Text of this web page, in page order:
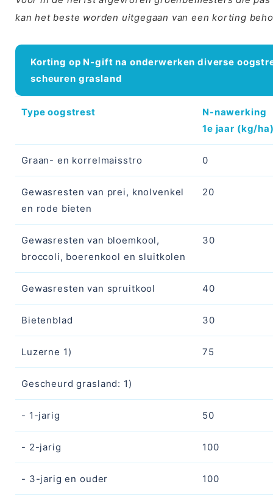
kan het beste worden uitgegaan van een korting
Korting op N-gift na onderwerken diverse
scheuren grasland
Type oogstrest
N-nawerking
1e jaar (kg/
Graan- en korrelmaisstro 0
Gewasresten van prei, knolvenkel
en rode bieten
20
Gewasresten van bloemkool,
broccoli, boerenkool en sluitkolen
30
Gewasresten van spruitkool 40
Bietenblad 30
Luzerne 1) 75
Gescheurd grasland: 1)
- 1-jarig 50
- 2-jarig 100
- 3-jarig en ouder 100